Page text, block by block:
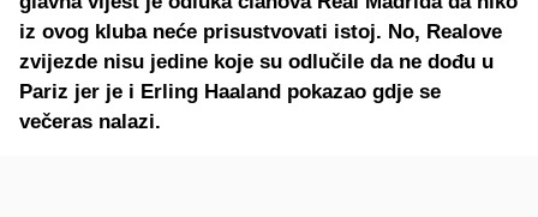
iz ovog kluba neće prisustvovati istoj. No, Realove
zvijezde nisu jedine koje su odlučile da ne dođu u
Pariz jer je i Erling Haaland pokazao gdje se
večeras nalazi.